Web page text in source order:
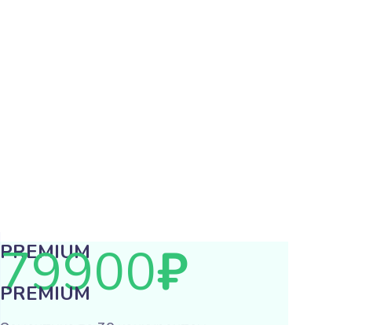
PREMIUM
79900₽
PREMIUM